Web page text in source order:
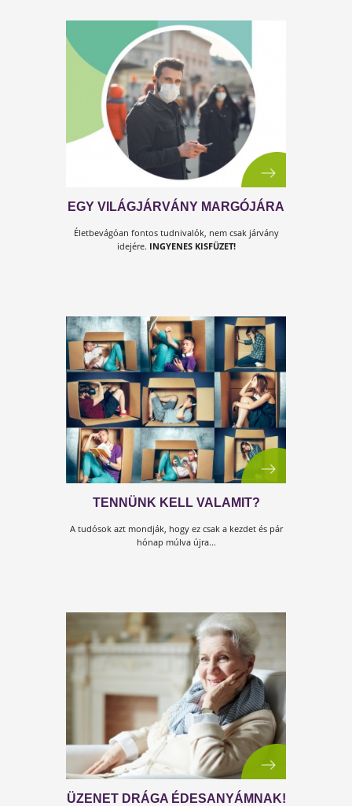
Fontos kiemelni, hogy a D-vitaminnak, az orvosok
szerint, szerepe lehet a Covid-19 betegség
elkerülésében.
EGY VILÁGJÁRVÁNY
Életbevágóan fontos tudnivalók, nem csak járvány
idejére.INGYENES KISFÜZET!
TENNÜNK KELL VALAMIT?
A tudósok azt mondják, hogy ez csak a kezdet és
hónap múlva újra...